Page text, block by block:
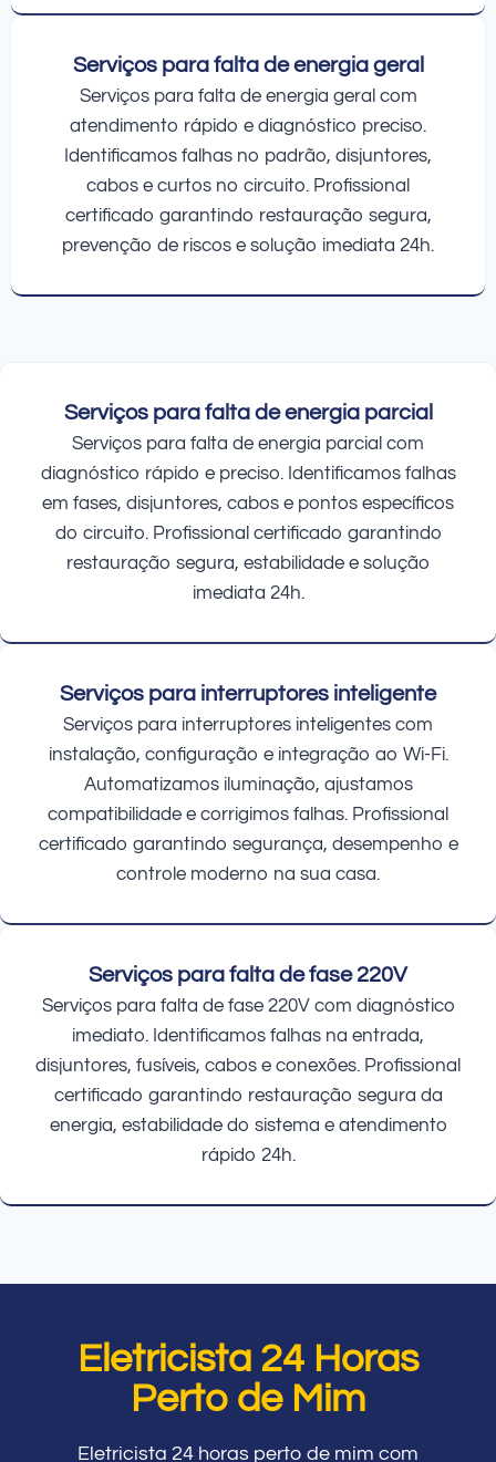
Serviços para falta de energia geral
Serviços para falta de energia geral com
atendimento rápido e diagnóstico preciso.
Identificamos falhas no padrão, disjuntores,
cabos e curtos no circuito. Profissional
certificado garantindo restauração segura,
prevenção de riscos e solução imediata 24h.
Serviços para falta de energia parcial
Serviços para falta de energia parcial com
diagnóstico rápido e preciso. Identificamos falhas
em fases, disjuntores, cabos e pontos específicos
do circuito. Profissional certificado garantindo
restauração segura, estabilidade e solução
imediata 24h.
Serviços para interruptores inteligente
Serviços para interruptores inteligentes com
instalação, configuração e integração ao Wi-Fi.
Automatizamos iluminação, ajustamos
compatibilidade e corrigimos falhas. Profissional
certificado garantindo segurança, desempenho e
controle moderno na sua casa.
Serviços para falta de fase 220V
Serviços para falta de fase 220V com diagnóstico
imediato. Identificamos falhas na entrada,
disjuntores, fusíveis, cabos e conexões. Profissional
certificado garantindo restauração segura da
energia, estabilidade do sistema e atendimento
rápido 24h.
Eletricista 24 Horas
Perto de Mim
Eletricista 24 horas perto de mim com